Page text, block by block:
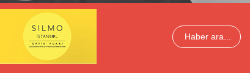
Haber ara...